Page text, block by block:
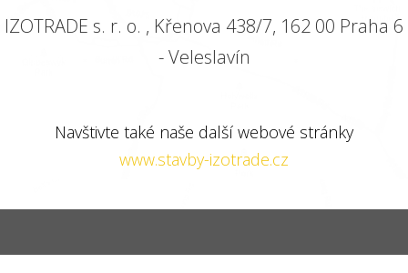
IZOTRADE s. r. o. , Křenova 438/7, 162 00 Praha 6
- Veleslavín
Navštivte také naše další webové stránky
www.stavby-izotrade.cz